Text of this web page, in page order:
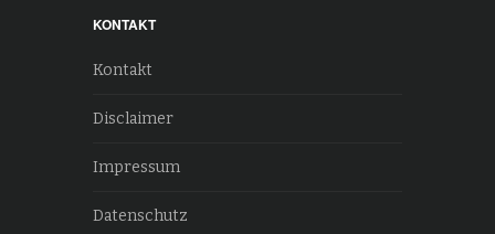
KONTAKT
Kontakt
Disclaimer
Impressum
Datenschutz